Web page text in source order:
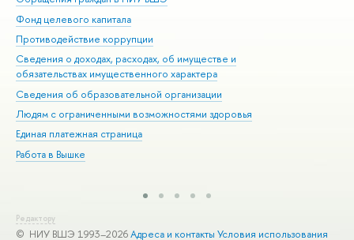
Фонд целевого капитала
Противодействие коррупции
Сведения о доходах, расходах, об имуществе и
обязательствах имущественного характера
Сведения об образовательной организации
Людям с ограниченными возможностями здоровья
Единая платежная страница
Работа в Вышке
Редактору
© НИУ ВШЭ 1993–2026Адреса и контакты Условия использования